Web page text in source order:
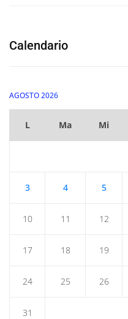
Calendario
AGOSTO 2026
L Ma Mi
3 4 5
10 11 12
17 18 19
24 25 26
31